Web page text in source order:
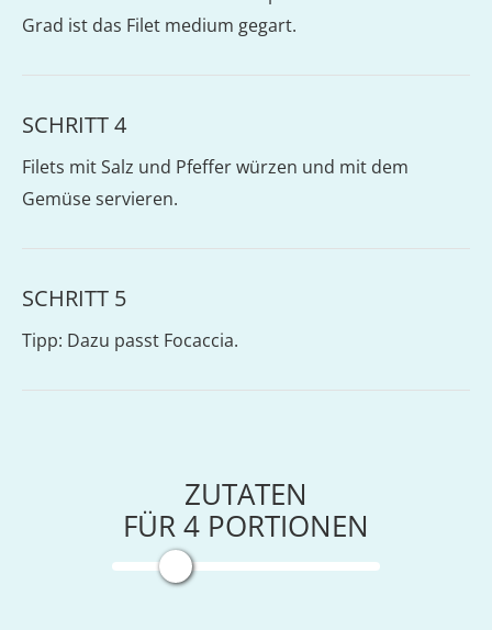
Grad ist das Filet medium gegart.
SCHRITT 4
Filets mit Salz und Pfeffer würzen und mit dem
Gemüse servieren.
SCHRITT 5
Tipp: Dazu passt Focaccia.
ZUTATEN
FÜR4 PORTIONEN